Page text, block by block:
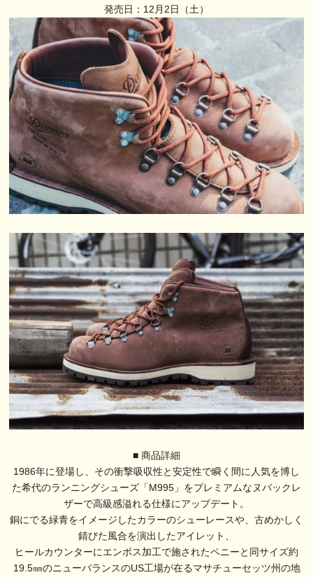
発売日：12月2日（土）
■ 商品詳細
1986年に登場し、その衝撃吸収性と安定性で瞬く間に人気を博し
た希代のランニングシューズ「M995」をプレミアムなヌバックレ
ザーで高級感溢れる仕様にアップデート。
銅にでる緑青をイメージしたカラーのシューレースや、古めかしく
錆びた風合を演出したアイレット、
ヒールカウンターにエンボス加工で施されたペニーと同サイズ約
19.5㎜のニューバランスのUS工場が在るマサチューセッツ州の地